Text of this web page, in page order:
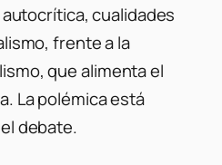
cualidades
frente a la
que alimenta el
La polémica está
debate.